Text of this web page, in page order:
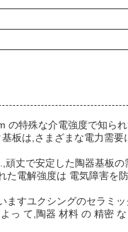
特殊な介電強度で知ら
板は,さまざまな電力需
丈で安定した陶器基板
電解強度は 電気障害を
すユクシングのセラミ
っ て,陶器 材料 の 精密